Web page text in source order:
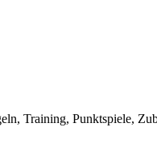
Training, Punktspiele,